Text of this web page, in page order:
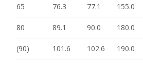
65 76.3 77.1 155.0
80 89.1 90.0 180.0
(90) 101.6 102.6 190.0